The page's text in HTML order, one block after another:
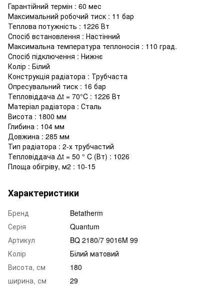
Гарантійний термін : 60 мес
Максимальний робочий тиск : 11 бар
Теплова потужність : 1226 Вт
Спосіб встановлення : Настінний
Максимальна температура теплоносія : 110 град.
Спосіб підключення : Нижнє
Колір : Білий
Конструкція радіатора : Трубчаста
Опресувальний тиск : 16 бар
Тепловіддача Δt = 70°C : 1226 Вт
Матеріал радіатора : Сталь
Висота : 1800 мм
Глибина : 104 мм
Довжина : 285 мм
Тип радіатора : 2-х трубчастий
Тепловіддача Δt = 50 ° C (Вт) : 1026
Площа обігріву, м2 : 10-15
Характеристики
Бренд
Betatherm
Серія
Quantum
Артикул
BQ 2180/7 9016M 99
Колір
Білий матовий
Висота, см
180
ширина, см
29